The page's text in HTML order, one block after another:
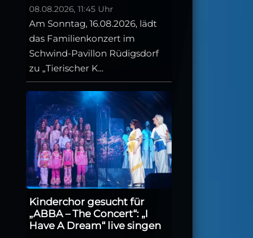
08.08.2026, 11:45 Uhr
Am Sonntag, 16.08.2026, lädt
das Familienkonzert im
Schwind-Pavillon Rüdigsdorf
zu „Tierischer K...
Kinderchor gesucht für
„ABBA – The Concert“: „I
Have A Dream“ live singen